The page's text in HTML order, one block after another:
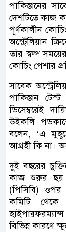
পাকিস্তানের
দেশটিতে কাজ
পূর্ণকালীন
অস্ট্রেলিয়ান
তাঁর স্বল্প
কোচিং পেশার
সাবেক
পাকিস্তান
ডিসেম্বরেই
উইকলি
বলেন, ‘এ
আগ্রহী কি না।
দুই বছরের
কাজ শুরুর ছয়
(পিসিবি) ওপর
কমিটি
বিভিন্ন কারণে